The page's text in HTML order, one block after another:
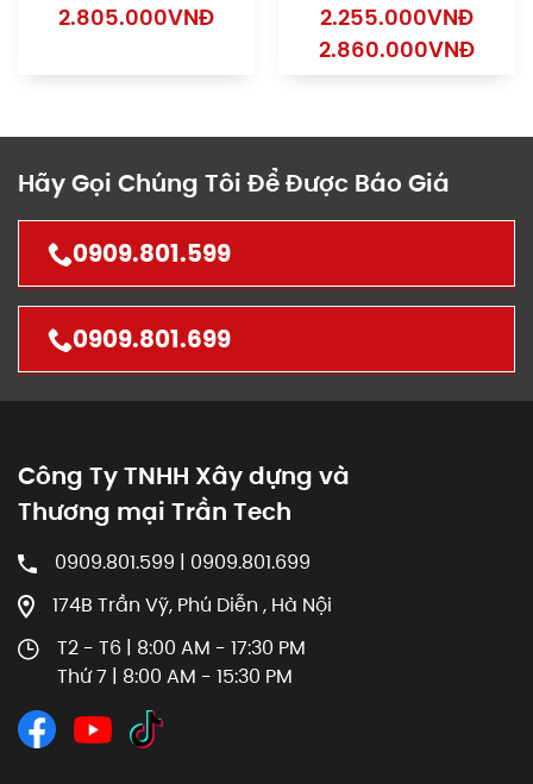
2.805.000VNĐ 2.255.000VNĐ
2.860.000VNĐ
Hãy Gọi Chúng Tôi Để Được Báo Giá
0909.801.599
0909.801.699
Công Ty TNHH Xây dựng và
Thương mại Trần Tech
0909.801.599 | 0909.801.699
174B Trần Vỹ, Phú Diễn , Hà Nội
T2 - T6 | 8:00 AM - 17:30 PM
Thứ 7 | 8:00 AM - 15:30 PM